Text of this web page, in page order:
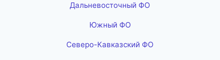
Дальневосточный ФО
Южный ФО
Северо-Кавказский ФО